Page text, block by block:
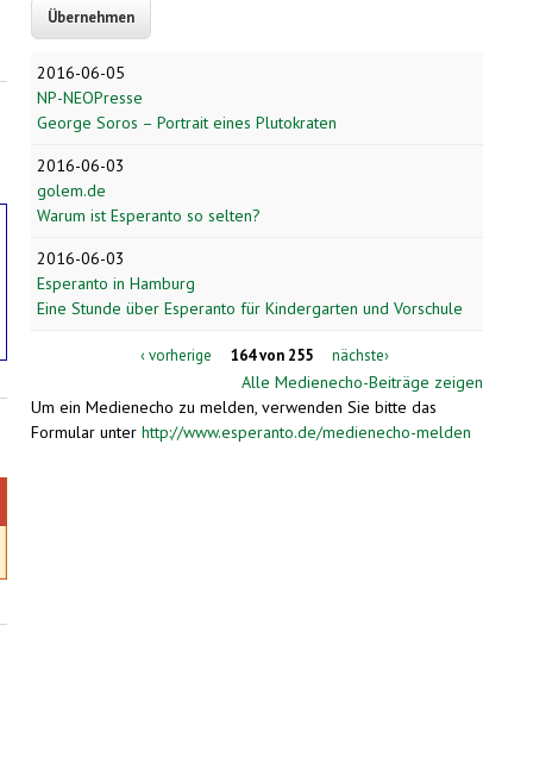
2016-06-05
NP-NEOPresse
George Soros – Portrait eines Plutokraten
2016-06-03
golem.de
Warum ist Esperanto so selten?
2016-06-03
Esperanto in Hamburg
Eine Stunde über Esperanto für Kindergarten und Vorschule
‹ vorherige 164 von 255 nächste›
Alle Medienecho-Beiträge zeigen
Um ein Medienecho zu melden, verwenden Sie bitte das
Formular unter http://www.esperanto.de/medienecho-melden